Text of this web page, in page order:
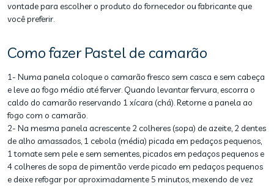
vontade para escolher o produto do fornecedor ou fabricante que
você preferir.
Como fazer Pastel de camarão
1- Numa panela coloque o camarão fresco sem casca e sem cabeça
e leve ao fogo médio até ferver. Quando levantar fervura, escorra o
caldo do camarão reservando 1 xícara (chá). Retorne a panela ao
fogo com o camarão.
2- Na mesma panela acrescente 2 colheres (sopa) de azeite, 2 dentes
de alho amassados, 1 cebola (média) picada em pedaços pequenos,
1 tomate sem pele e sem sementes, picados em pedaços pequenos e
4 colheres de sopa de pimentão verde picado em pedaços pequenos
e deixe refogar por aproximadamente 5 minutos, mexendo de vez